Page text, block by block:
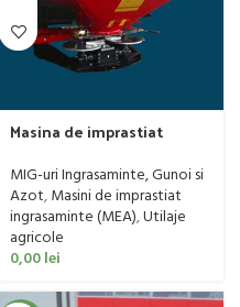
Masina de imprastiat
model RE
MIG-uri Ingrasaminte, Gunoi si
Azot,Masini de imprastiat
ingrasaminte (MEA),Utilaje
agricole
0,00lei